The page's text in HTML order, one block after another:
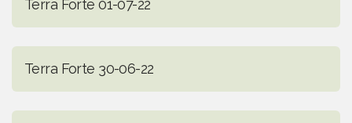
Terra Forte 01-07-22
Terra Forte 30-06-22